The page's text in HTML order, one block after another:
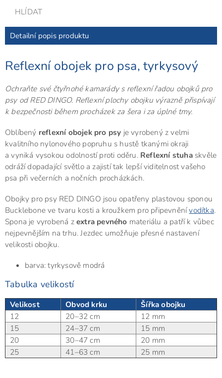
HLÍDAT
Detailní popis produktu
Reflexní obojek pro psa, tyrkysový
Ochraňte své čtyřnohé kamarády s reflexní řadou obojků pro
psy od RED DINGO. Reflexní plochy obojku výrazně přispívají
k bezpečnosti během procházek za šera i za úplné tmy.
Oblíbený reflexní obojek pro psy je vyrobený z velmi
kvalitního nylonového popruhu s hustě tkanými okraji
a vyniká vysokou odolností proti oděru. Reflexní stuhaskvěle
odráží dopadající světlo a zajistí tak lepší viditelnost vašeho
psa při večerních a nočních procházkách.
Obojky pro psy RED DINGO jsou opatřeny plastovou sponou
Bucklebone ve tvaru kosti a kroužkem pro připevněnívodítka.
Spona je vyrobená zextra pevného materiálu a patří k vůbec
nejpevnějším na trhu. Jezdec umožňuje přesné nastavení
velikosti obojku.
barva: tyrkysově modrá
Tabulka velikostí
Velikost Obvod krku
Šířka obojku
12
20–32 cm
12 mm
15
24–37 cm
15 mm
20
30–47 cm
20 mm
25
41–63 cm 25 mm